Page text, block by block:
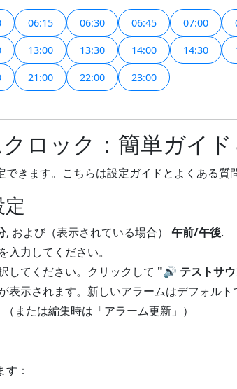
06:15 06:30 06:45 07:00
13:00 13:30 14:00 14:30
21:00 22:00 23:00
ロック：簡単ガイド
きます。こちらは設定ガイドとよくある質
, および（表示されている場合） 午前/午後.
入力してください。
してください。クリックして "🔊 テストサ
示されます。新しいアラームはデフォルト
（または編集時は「アラーム更新」）
：